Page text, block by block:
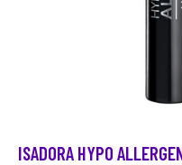
ISADORA HYPO